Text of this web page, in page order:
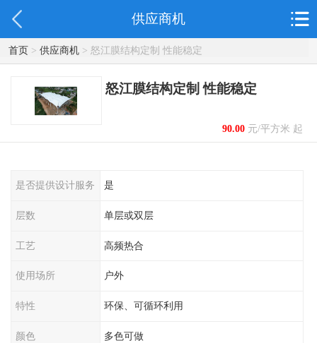
供应商机
首页> 供应商机> 怒江膜结构定制 性能稳定
怒江膜结构定制 性能稳定
90.00元/平方米 起
是否提供设计服务 是
层数 单层或双层
工艺 高频热合
使用场所 户外
特性 环保、可循环利用
颜色 多色可做